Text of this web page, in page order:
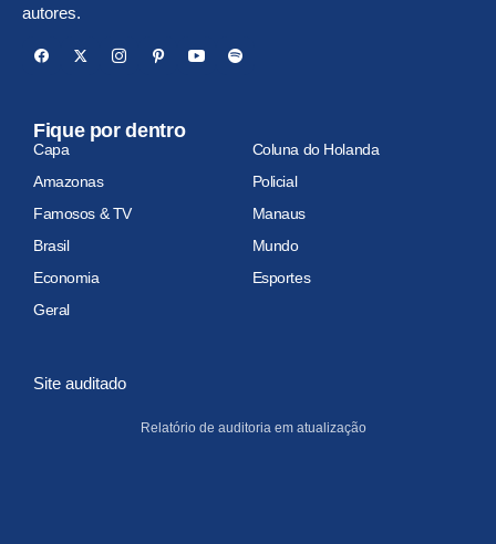
autores.
Fique por dentro
Capa
Coluna do Holanda
Amazonas
Policial
Famosos & TV
Manaus
Brasil
Mundo
Economia
Esportes
Geral
Site auditado
Relatório de auditoria em atualização